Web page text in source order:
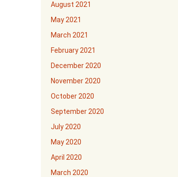
August 2021
May 2021
March 2021
February 2021
December 2020
November 2020
October 2020
September 2020
July 2020
May 2020
April 2020
March 2020